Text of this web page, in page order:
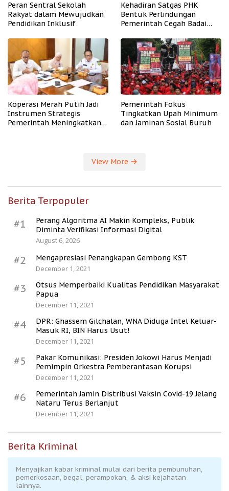
Peran Sentral Sekolah
Rakyat dalam Mewujudkan
Pendidikan Inklusif
Kehadiran Satgas PHK
Bentuk Perlindungan
Pemerintah Cegah Badai
Koperasi Merah Putih Jadi
Instrumen Strategis
Pemerintah Meningkatkan
Pemerintah Fokus
Tingkatkan Upah Minimum
dan Jaminan Sosial Buruh
View More
Berita Terpopuler
#1
Perang Algoritma AI Makin Kompleks, Publik
Diminta Verifikasi Informasi Digital
August 6, 2026
#2
Mengapresiasi Penangkapan Gembong KST
December 1, 2021
#3
Otsus Memperbaiki Kualitas Pendidikan Masyarakat
Papua
December 11, 2021
#4
DPR: Ghassem Gilchalan, WNA Diduga Intel Keluar-
Masuk RI, BIN Harus Usut!
December 11, 2021
#5
Pakar Komunikasi: Presiden Jokowi Harus Menjadi
Pemimpin Orkestra Pemberantasan Korupsi
December 11, 2021
#6
Pemerintah Jamin Distribusi Vaksin Covid-19 Jelang
Nataru Terus Berlanjut
December 11, 2021
Berita Kriminal
Menyajikan kabar kriminal mulai dari berita pembunuhan,
pemerkosaan, begal, perampokan, & aksi kejahatan
lainnya.